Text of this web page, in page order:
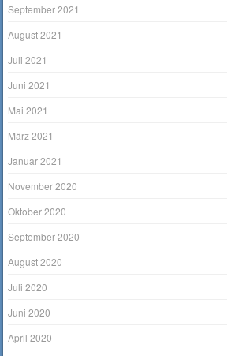
September 2021
August 2021
Juli 2021
Juni 2021
Mai 2021
März 2021
Januar 2021
November 2020
Oktober 2020
September 2020
August 2020
Juli 2020
Juni 2020
April 2020